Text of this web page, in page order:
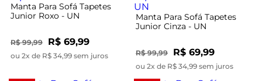
Manta Para Sofá Tapetes
Junior Roxo - UN
R$ 99,99 R$ 69,99
ou 2x de R$ 34,99 sem juros
Manta Para Sofá Tapetes
Junior Cinza - UN
R$ 99,99 R$ 69,99
ou 2x de R$ 34,99 sem juros